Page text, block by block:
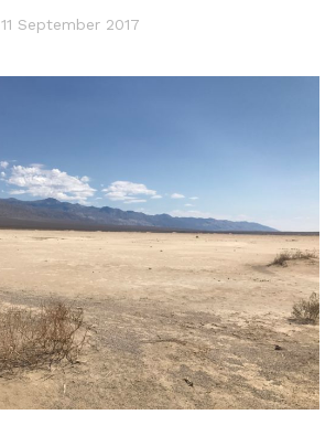
11 September 2017